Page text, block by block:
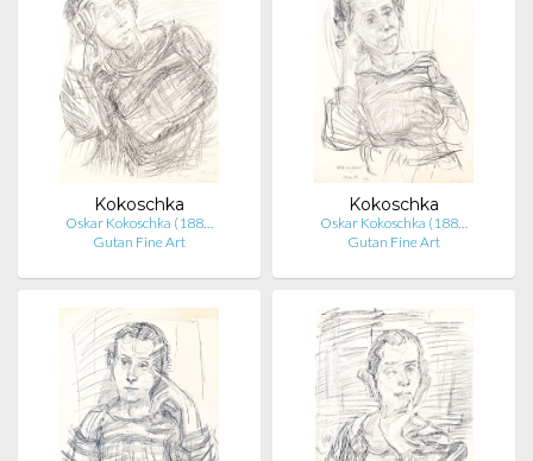
Kokoschka
Oskar Kokoschka (188…
Gutan Fine Art
Kokoschka
Oskar Kokoschka (188…
Gutan Fine Art